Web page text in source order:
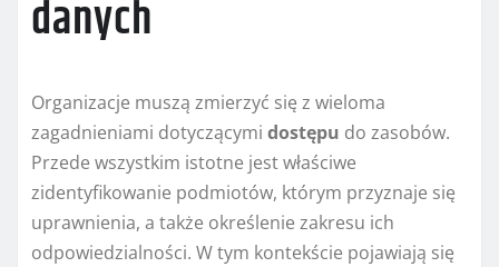
danych
Organizacje muszą zmierzyć się z wieloma
zagadnieniami dotyczącymi dostępu do zasobów.
Przede wszystkim istotne jest właściwe
zidentyfikowanie podmiotów, którym przyznaje się
uprawnienia, a także określenie zakresu ich
odpowiedzialności. W tym kontekście pojawiają się